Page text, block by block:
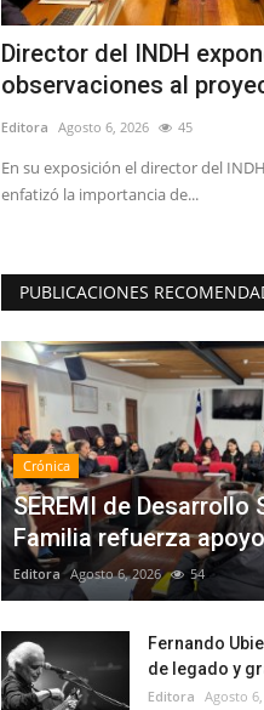
Director del INDH
observaciones al
Editora Agosto 6, 2026 45
En su exposición el director del
enfatizó la importancia de...
PUBLICACIONES
Crónica
SEREMI de Desarrollo
Familia refuerza
Editora Agosto 6, 2026 54
Fernando
de legado y
Editora Agosto